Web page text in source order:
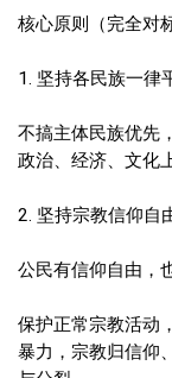
核心原则（完全对
1. 坚持各民族一律
不搞主体民族优先
政治、经济、文化
2. 坚持宗教信仰自
公民有信仰自由，
保护正常宗教活动
暴力，宗教归信仰